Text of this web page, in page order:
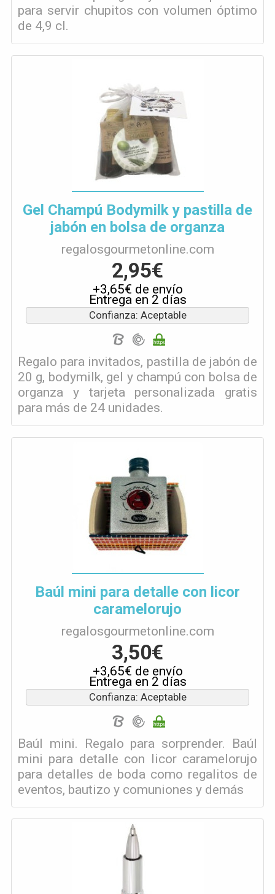
para servir chupitos con volumen óptimo
de 4,9 cl.
Gel Champú Bodymilk y pastilla de
jabón en bolsa de organza
regalosgourmetonline.com
2,95€
+3,65€ de envío
Entrega en 2 días
Confianza: Aceptable
Regalo para invitados, pastilla de jabón de
20 g, bodymilk, gel y champú con bolsa de
organza y tarjeta personalizada gratis
para más de 24 unidades.
Baúl mini para detalle con licor
caramelorujo
regalosgourmetonline.com
3,50€
+3,65€ de envío
Entrega en 2 días
Confianza: Aceptable
Baúl mini. Regalo para sorprender. Baúl
mini para detalle con licor caramelorujo
para detalles de boda como regalitos de
eventos, bautizo y comuniones y demás